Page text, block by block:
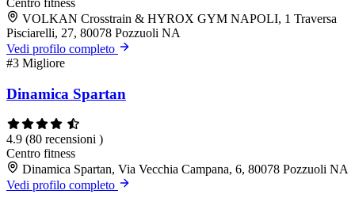
Centro fitness
VOLKAN Crosstrain & HYROX GYM NAPOLI, 1 Traversa
Pisciarelli, 27, 80078 Pozzuoli NA
Vedi profilo completo
#3 Migliore
Dinamica Spartan
4.9 (80 recensioni )
Centro fitness
Dinamica Spartan, Via Vecchia Campana, 6, 80078 Pozzuoli NA
Vedi profilo completo